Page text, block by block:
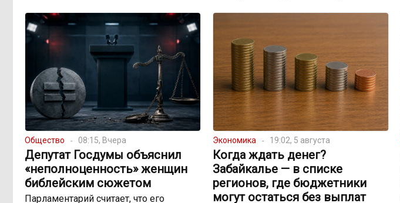
Общество 08:15, Вчера
Депутат Госдумы объяснил
«неполноценность» женщин
библейским сюжетом
Парламентарий считает, что его
Экономика 19:02, 5 августа
Когда ждать денег?
Забайкалье — в списке
регионов, где бюджетники
могут остаться без выплат